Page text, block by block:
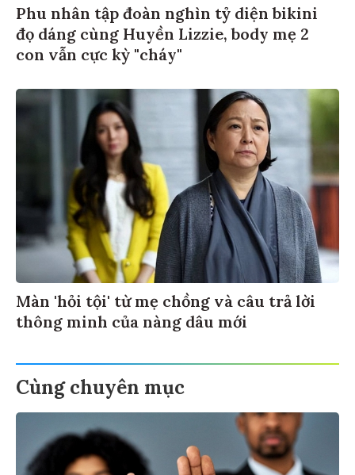
Phu nhân tập đoàn nghìn tỷ diện bikini
đọ dáng cùng Huyền Lizzie, body mẹ 2
con vẫn cực kỳ "cháy"
Màn 'hỏi tội' từ mẹ chồng và câu trả lời
thông minh của nàng dâu mới
Cùng chuyên mục